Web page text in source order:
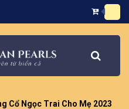
Cổ Ngọc Trai Cho Mẹ 2023